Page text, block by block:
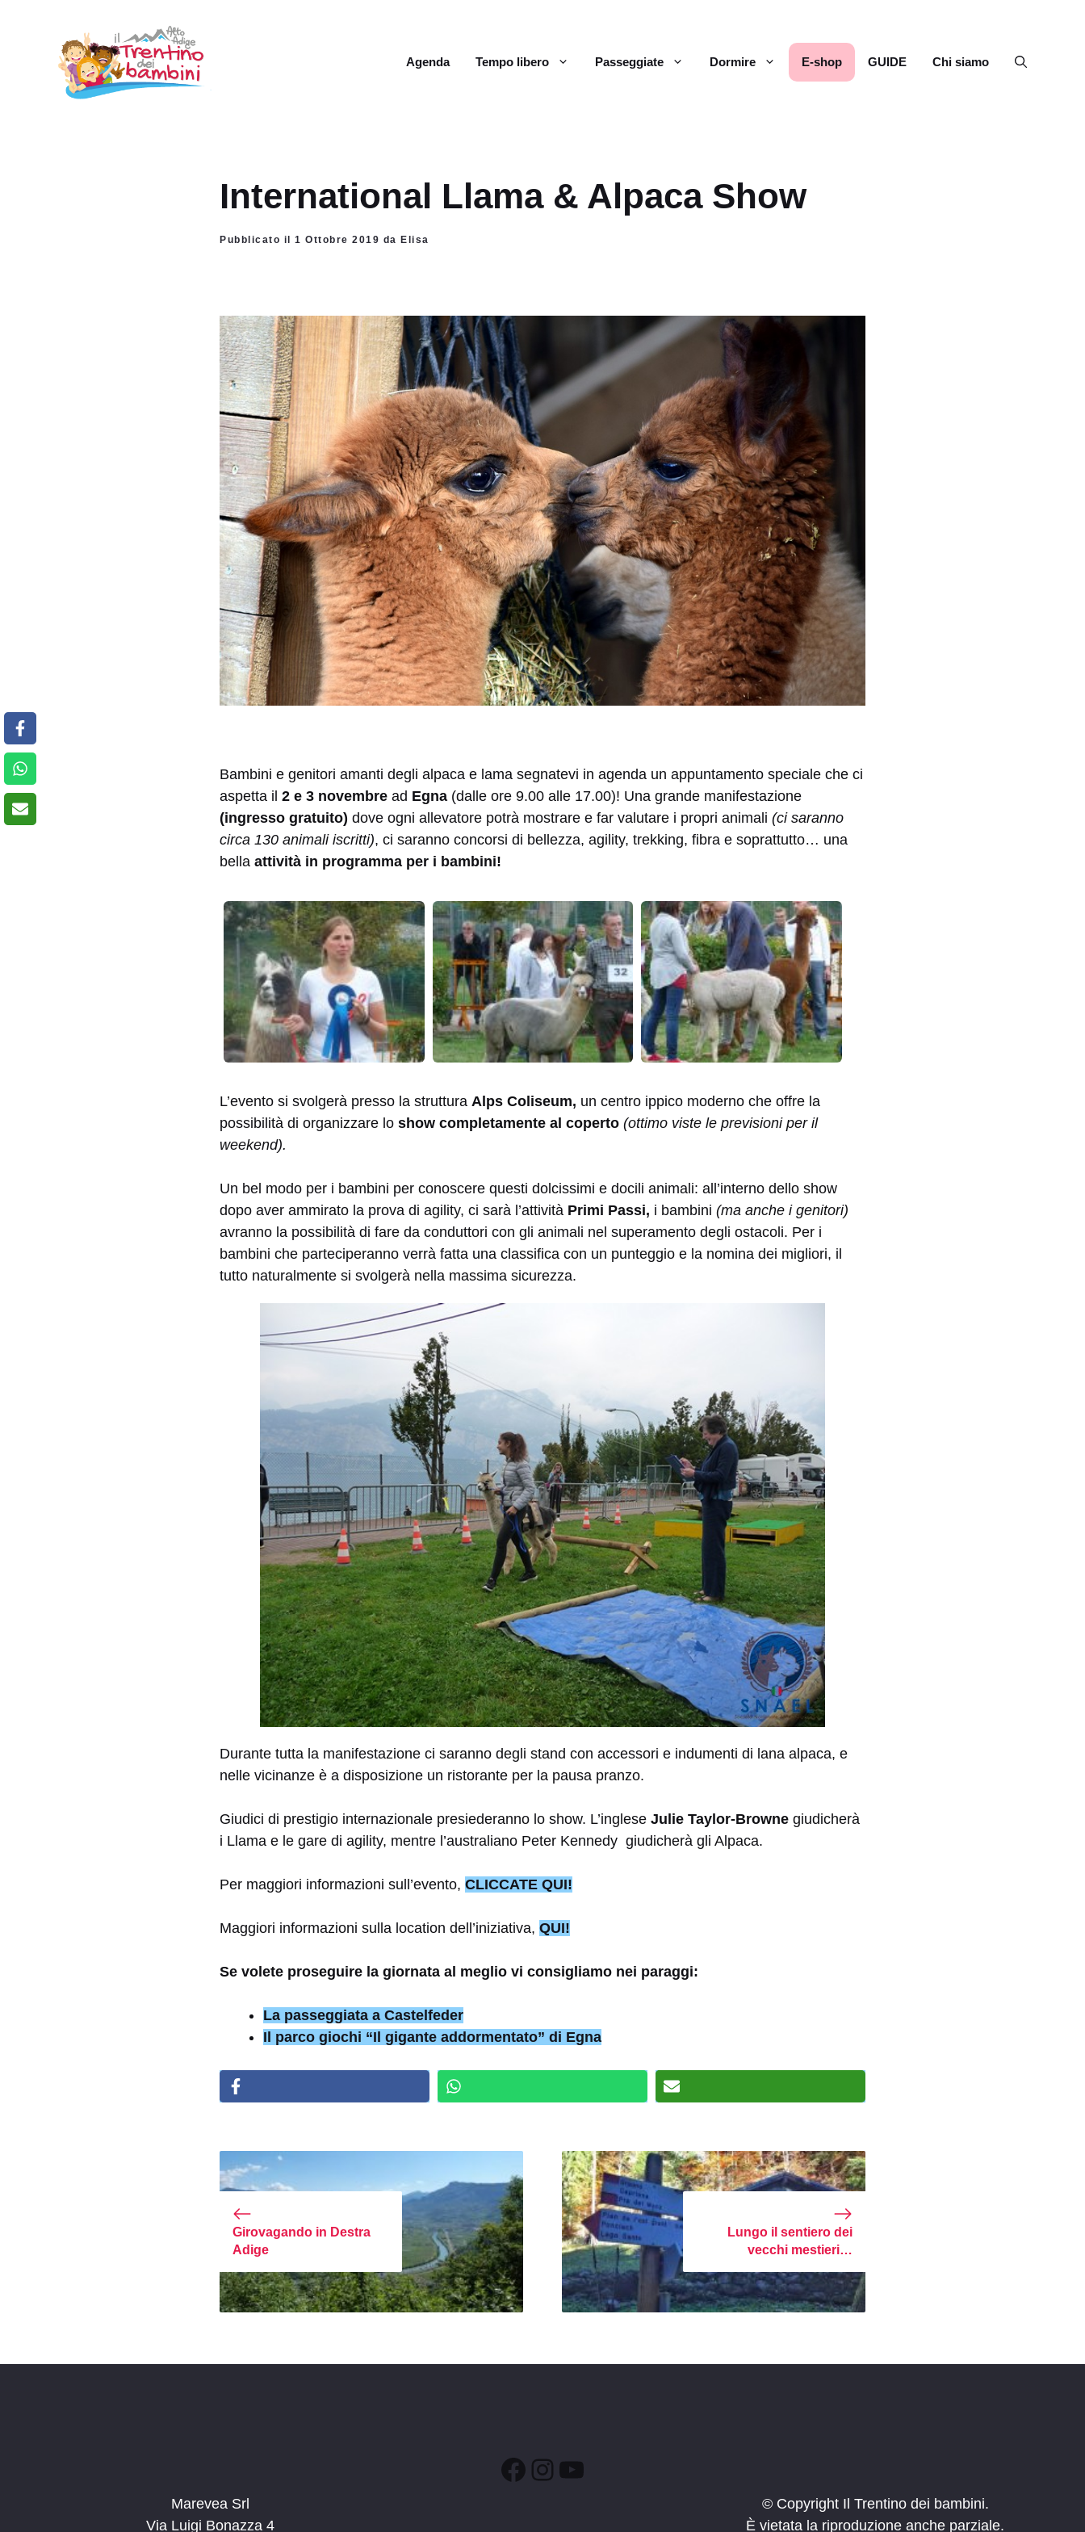
contenuto
Agenda Tempo libero Passeggiate Dormire E-shop GUIDE Chi siamo
International Llama & Alpaca Show
Pubblicato il 1 Ottobre 2019 da Elisa
Bambini e genitori amanti degli alpaca e lama segnatevi in agenda un appuntamento speciale che ci
aspetta il 2 e 3 novembre ad Egna (dalle ore 9.00 alle 17.00)! Una grande manifestazione
(ingresso gratuito) dove ogni allevatore potrà mostrare e far valutare i propri animali (ci saranno
circa 130 animali iscritti), ci saranno concorsi di bellezza, agility, trekking, fibra e soprattutto… una
bella attività in programma per i bambini!
L’evento si svolgerà presso la struttura Alps Coliseum, un centro ippico moderno che offre la
possibilità di organizzare lo show completamente al coperto (ottimo viste le previsioni per il
weekend).
Un bel modo per i bambini per conoscere questi dolcissimi e docili animali: all’interno dello show
dopo aver ammirato la prova di agility, ci sarà l’attività Primi Passi, i bambini (ma anche i genitori)
avranno la possibilità di fare da conduttori con gli animali nel superamento degli ostacoli. Per i
bambini che parteciperanno verrà fatta una classifica con un punteggio e la nomina dei migliori, il
tutto naturalmente si svolgerà nella massima sicurezza.
Durante tutta la manifestazione ci saranno degli stand con accessori e indumenti di lana alpaca, e
nelle vicinanze è a disposizione un ristorante per la pausa pranzo.
Giudici di prestigio internazionale presiederanno lo show. L’inglese Julie Taylor-Browne giudicherà
i Llama e le gare di agility, mentre l’australiano Peter Kennedy giudicherà gli Alpaca.
Per maggiori informazioni sull’evento, CLICCATE QUI!
Maggiori informazioni sulla location dell’iniziativa, QUI!
Se volete proseguire la giornata al meglio vi consigliamo nei paraggi:
La passeggiata a Castelfeder
Il parco giochi “Il gigante addormentato” di Egna
Girovagando in Destra
Adige
Lungo il sentiero dei
vecchi mestieri…
Marevea Srl
Via Luigi Bonazza 4
Facebook
Instagram
YouTube
© Copyright Il Trentino dei bambini.
È vietata la riproduzione anche parziale.